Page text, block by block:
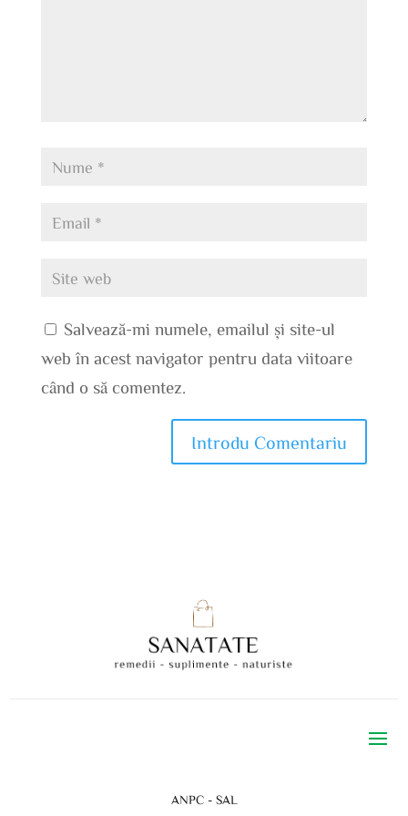
Salvează-mi numele, emailul și site-ul
web în acest navigator pentru data viitoare
când o să comentez.
ANPC - SAL